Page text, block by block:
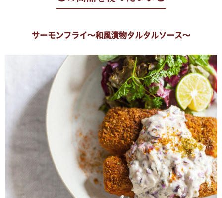
サーモンフライ～和風漬物タルタルソース～